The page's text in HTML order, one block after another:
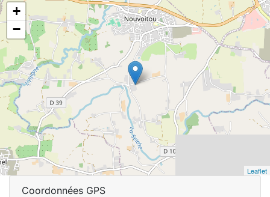
+
−
Leaflet
Coordonnées GPS